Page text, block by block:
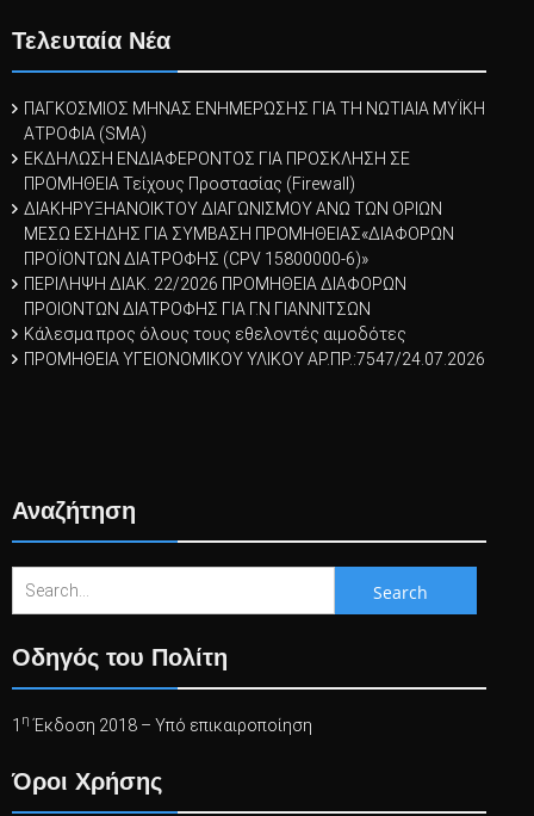
Τελευταία Νέα
ΠΑΓΚΟΣΜΙΟΣ ΜΗΝΑΣ ΕΝΗΜΕΡΩΣΗΣ ΓΙΑ ΤΗ ΝΩΤΙΑΙΑ ΜΥΪΚΗ
ΑΤΡΟΦΙΑ (SMA)
ΕΚΔΗΛΩΣΗ ΕΝΔΙΑΦΕΡΟΝΤΟΣ ΓΙΑ ΠΡΟΣΚΛΗΣΗ ΣΕ
ΠΡΟΜΗΘΕΙΑ Τείχους Προστασίας (Firewall)
ΔΙΑΚΗΡΥΞΗΑΝΟΙΚΤΟΥ ΔΙΑΓΩΝΙΣΜΟΥ ΑΝΩ ΤΩΝ ΟΡΙΩΝ
ΜΕΣΩ ΕΣΗΔΗΣ ΓΙΑ ΣΥΜΒΑΣΗ ΠΡΟΜΗΘΕΙΑΣ«ΔΙΑΦΟΡΩΝ
ΠΡΟΪOΝΤΩΝ ΔΙΑΤΡΟΦΗΣ (CPV 15800000-6)»
ΠΕΡΙΛΗΨΗ ΔΙΑΚ. 22/2026 ΠΡΟΜΗΘΕΙΑ ΔΙΑΦΟΡΩΝ
ΠΡΟΙΟΝΤΩΝ ΔΙΑΤΡΟΦΗΣ ΓΙΑ Γ.Ν ΓΙΑΝΝΙΤΣΩΝ
Κάλεσμα προς όλους τους εθελοντές αιμοδότες
ΠΡΟΜΗΘΕΙΑ ΥΓΕΙΟΝΟΜΙΚΟΥ ΥΛΙΚΟΥ ΑΡ.ΠΡ.:7547/24.07.2026
Αναζήτηση
for:
Οδηγός του Πολίτη
1 η Έκδοση 2018 – Υπό επικαιροποίηση
Όροι Χρήσης